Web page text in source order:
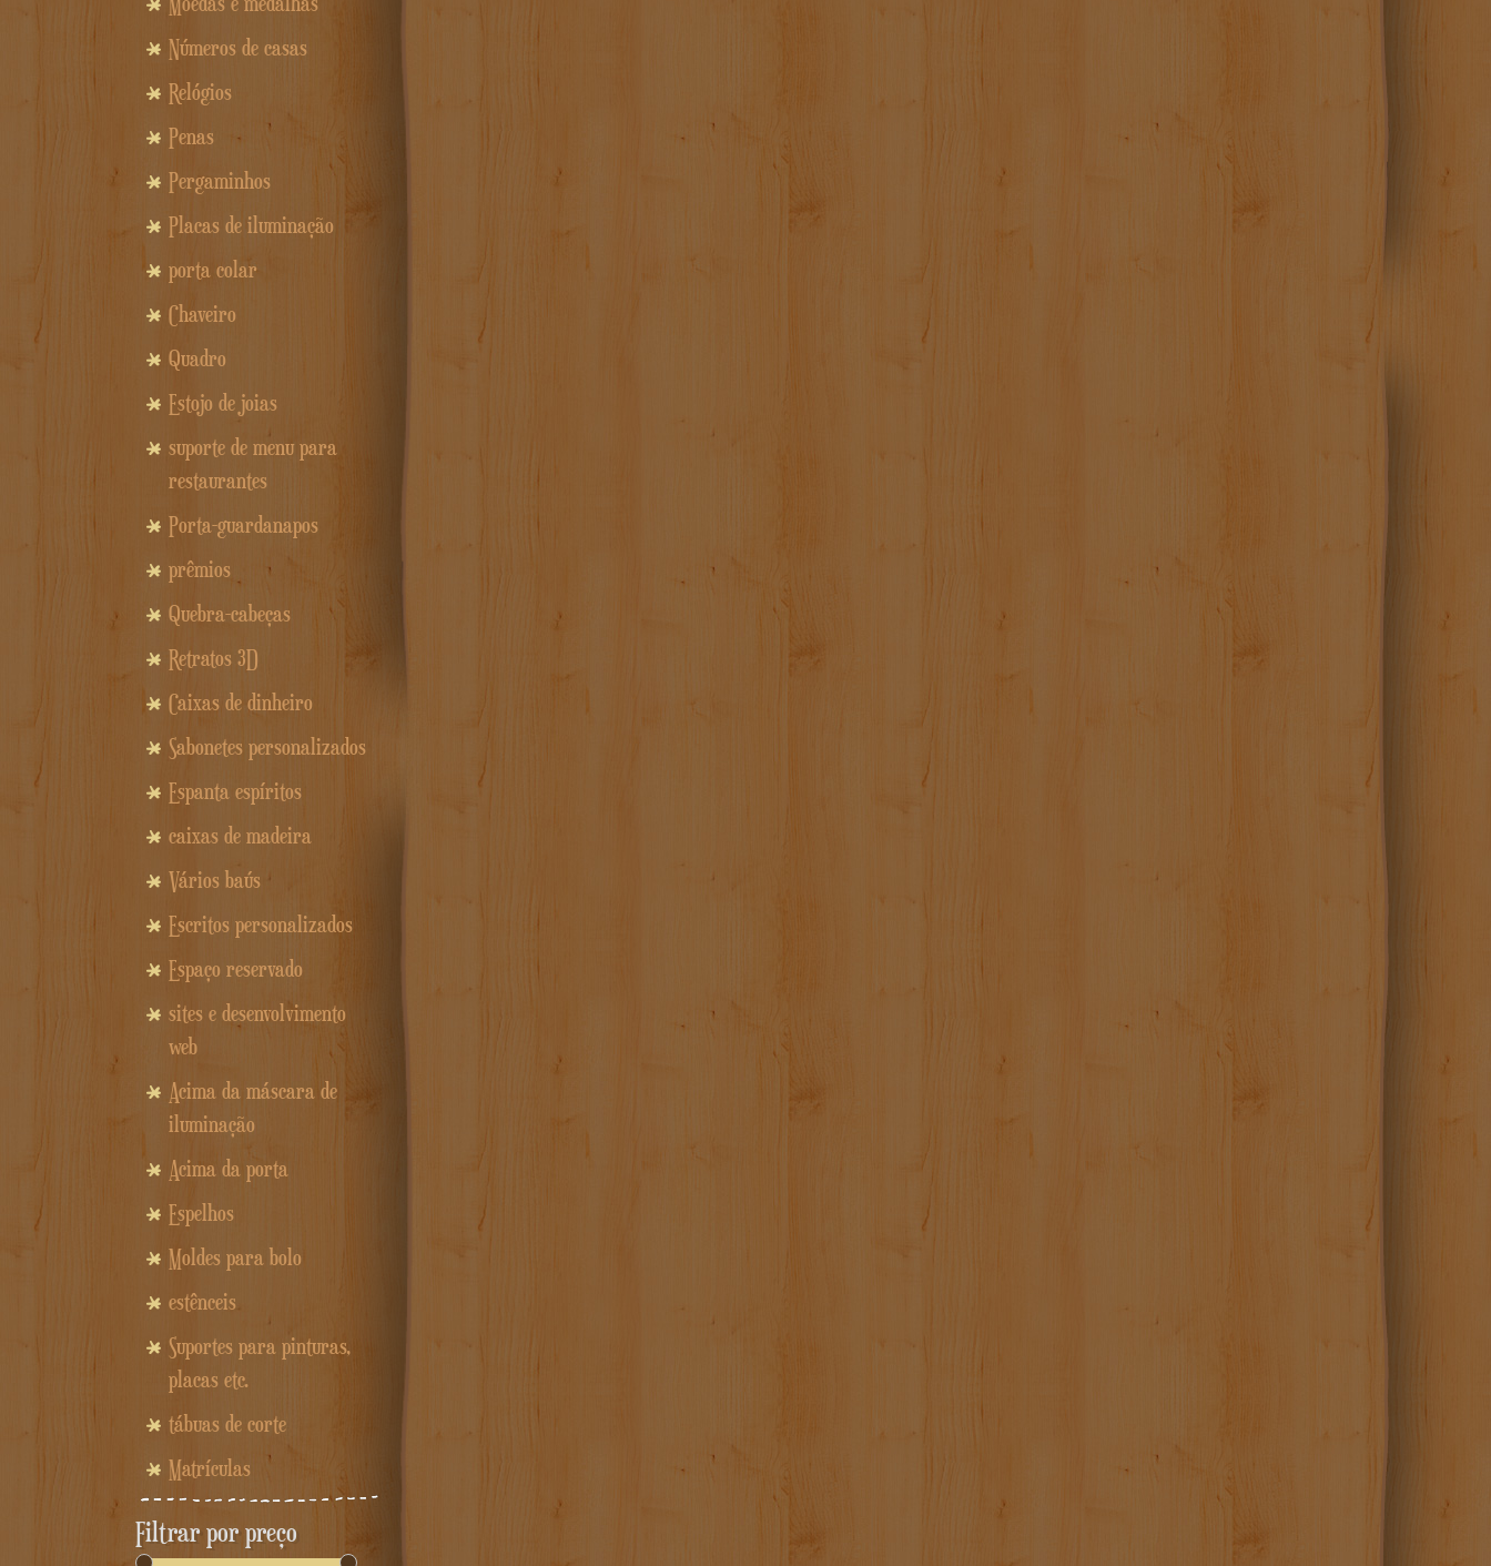
Números de casas
Relógios
Penas
Pergaminhos
Placas de iluminação
porta colar
Chaveiro
Quadro
Estojo de joias
suporte de menu para
restaurantes
Porta-guardanapos
prêmios
Quebra-cabeças
Retratos 3D
Caixas de dinheiro
Sabonetes personalizados
Espanta espíritos
caixas de madeira
Vários baús
Escritos personalizados
Espaço reservado
sites e desenvolvimento
web
Acima da máscara de
iluminação
Acima da porta
Espelhos
Moldes para bolo
estênceis
Suportes para pinturas,
placas etc.
tábuas de corte
Matrículas
Filtrar por preço